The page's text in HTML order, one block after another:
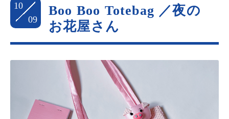
10
09
Boo Boo Totebag ／夜の
お花屋さん